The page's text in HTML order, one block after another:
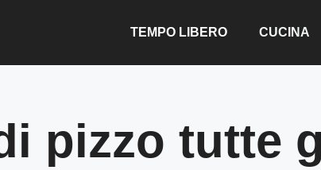
TEMPO LIBERO CUCINA
pizzo tutte